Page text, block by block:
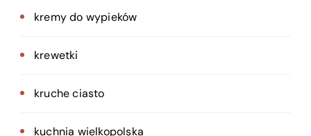
kremy do wypieków
krewetki
kruche ciasto
kuchnia wielkopolska